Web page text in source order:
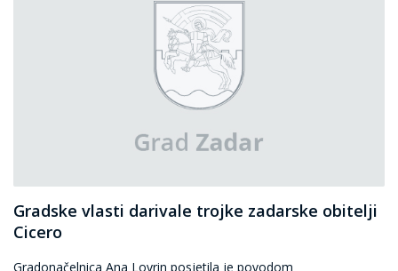
Gradske vlasti darivale trojke zadarske obitelji
Cicero
Gradonačelnica Ana Lovrin posjetila je povodom